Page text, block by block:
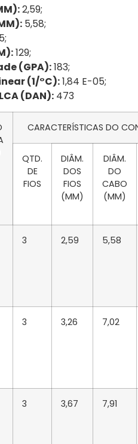
2,59;
5,58;
5;
129;
(GPA):183;
(1/°C):1,84 E-05;
(DAN): 473
CARACTERÍSTICAS DO
QTD.
DE
FIOS
DIÂM.
DOS
FIOS
(MM)
DIÂM.
DO
CABO
(MM)
3 2,59 5,58
3 3,26 7,02
3 3,67 7,91